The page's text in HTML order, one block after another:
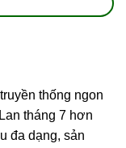
thống ngon
tháng 7 hơn
đa dạng, sản